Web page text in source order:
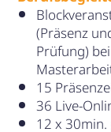
(Präsenz
Prüfung)
15
36 Live-
12 x